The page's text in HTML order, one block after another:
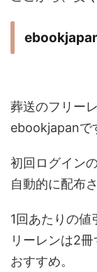
葬送のフリー
ebookjapanで
初回ログイン
自動的に配布
1回あたりの
リーレンは2
おすすめ。